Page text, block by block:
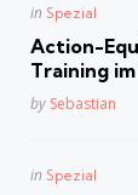
Posted
in Spezial
Action-
Training
Posted
by Sebastian
Posted
in Spezial